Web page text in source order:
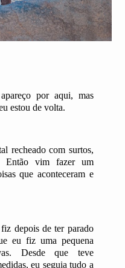
por aqui, mas
estou de volta.
recheado com surtos,
Então vim fazer um
que aconteceram e
depois de ter parado
eu fiz uma pequena
Desde que teve
eu seguia tudo a